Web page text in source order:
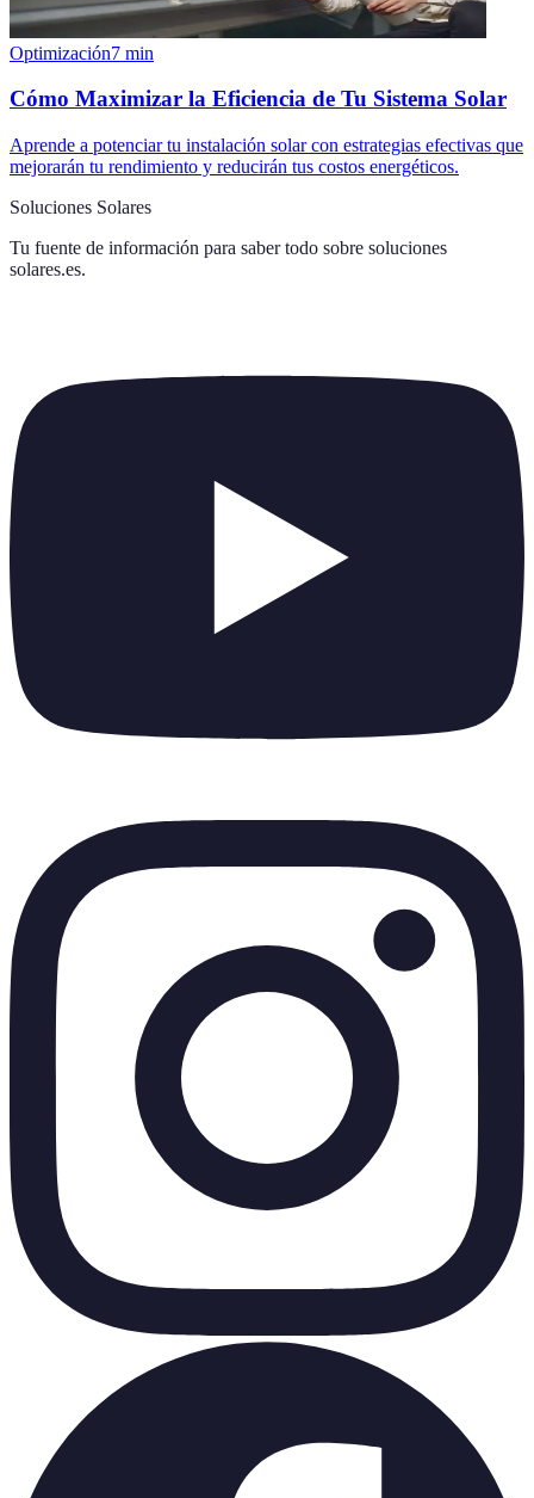
Optimización7 min
Cómo Maximizar la Eficiencia de Tu Sistema Solar
Aprende a potenciar tu instalación solar con estrategias efectivas que
mejorarán tu rendimiento y reducirán tus costos energéticos.
Soluciones Solares
Tu fuente de información para saber todo sobre soluciones
solares.es.